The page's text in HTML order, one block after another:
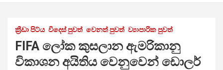
ක්‍රීඩා පිට්ය විදෙස් පුවත් වෙනත් පුවත් ව්‍යාපාරික පුවත්
FIFA ලෝක කුසලාන ඇමරිකානු
විකාශන අයිතිය වෙනුවෙන් ඩොලර්